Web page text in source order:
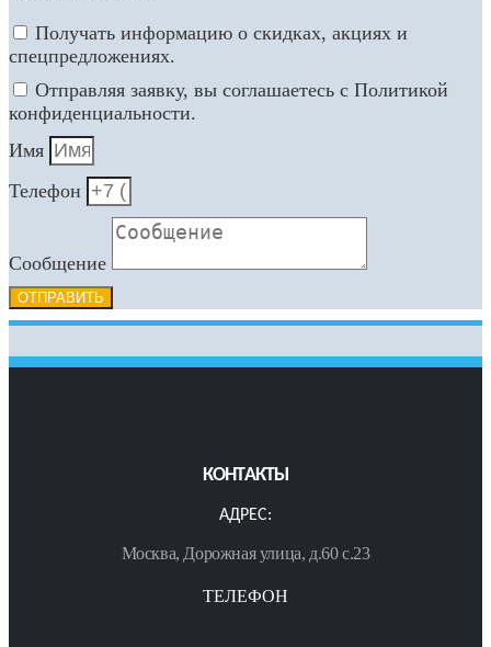
Получать информацию о скидках, акциях и
спецпредложениях.
Отправляя заявку, вы соглашаетесь с Политикой
конфиденциальности.
Имя
Телефон
Сообщение
ОТПРАВИТЬ
КОНТАКТЫ
АДРЕС:
Москва, Дорожная улица, д.60 с.23
ТЕЛЕФОН